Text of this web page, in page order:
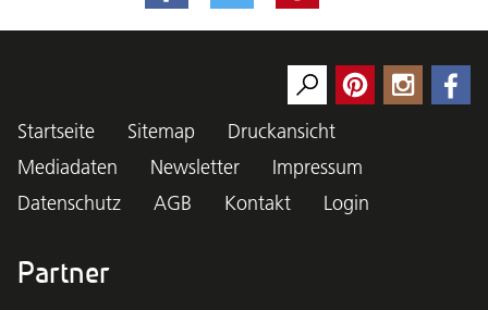
Startseite Sitemap
Druckansicht
Mediadaten
Newsletter
Impressum
Datenschutz
AGB Kontakt Login
Partner